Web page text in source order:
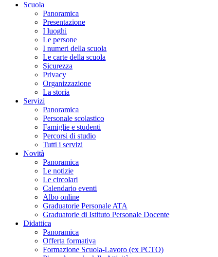
Scuola
Panoramica
Presentazione
I luoghi
Le persone
I numeri della scuola
Le carte della scuola
Sicurezza
Privacy
Organizzazione
La storia
Servizi
Panoramica
Personale scolastico
Famiglie e studenti
Percorsi di studio
Tutti i servizi
Novità
Panoramica
Le notizie
Le circolari
Calendario eventi
Albo online
Graduatorie Personale ATA
Graduatorie di Istituto Personale Docente
Didattica
Panoramica
Offerta formativa
Formazione Scuola-Lavoro (ex PCTO)